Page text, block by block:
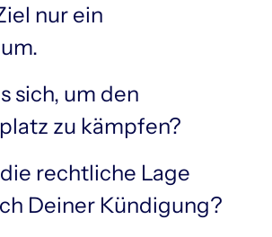
nur ein
sich, um den
zu kämpfen?
rechtliche Lage
Deiner Kündigung?